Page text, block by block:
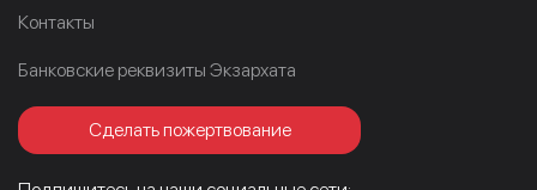
Контакты
Банковские реквизиты Экзархата
Сделать пожертвование